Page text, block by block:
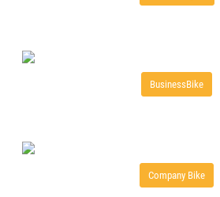
BusinessBike
Company Bike